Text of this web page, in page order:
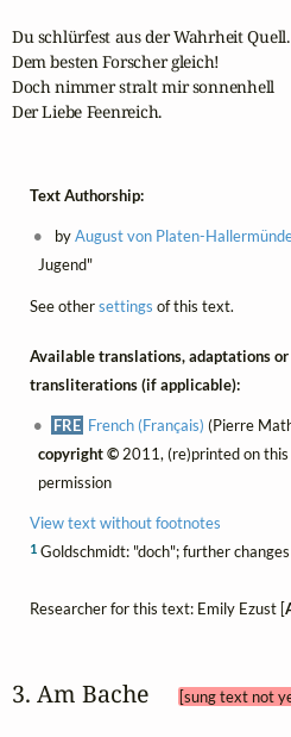
Du schlürfest aus der Wahrheit Quell.
Dem besten Forscher gleich!
Doch nimmer stralt mir sonnenhell
Der Liebe Feenreich.
Text Authorship:
byAugust von Platen-
Jugend"
See othersettings of this text.
Available translations, adaptations or
transliterations (if applicable):
FRE French (Français) (Pierre
copyright ©2011, (re)printed on
permission
View text without footnotes
1Goldschmidt: "doch"; further
Researcher for this text: Emily Ezust [
3. Am Bache [sung text not